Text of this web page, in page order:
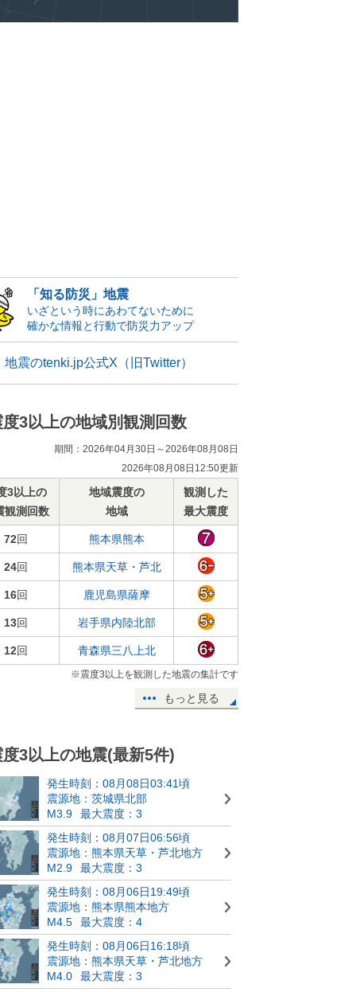
「知る防災」地震
いざという時にあわてないために
確かな情報と行動で防災力アップ
地震のtenki.jp公式X（旧Twitter）
度3以上の地域別観測回数
期間：2026年04月30日～2026年08月08日
2026年08月08日12:50更新
3以上の
観測回数
地域震度の
地域
観測した
最大震度
72回 熊本県熊本
24回 熊本県天草・芦北
16回 鹿児島県薩摩
13回 岩手県内陸北部
12回 青森県三八上北
※震度3以上を観測した地震の集計です
もっと見る
度3以上の地震(最新5件)
発生時刻：08月08日03:41頃
震源地：茨城県北部
M3.9
最大震度：3
発生時刻：08月07日06:56頃
震源地：熊本県天草・芦北地方
M2.9
最大震度：3
発生時刻：08月06日19:49頃
震源地：熊本県熊本地方
M4.5
最大震度：4
発生時刻：08月06日16:18頃
震源地：熊本県天草・芦北地方
M4.0
最大震度：3